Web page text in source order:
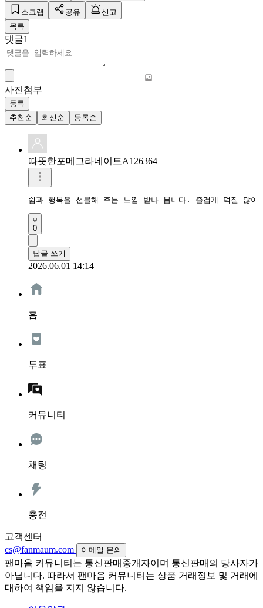
스크랩 공유
신고
목록
댓글1
사진첨부
등록
추천순
최신순 등록순
따뜻한포메그라네이트A126364
쉼과 행복을 선물해 주는 느낌 받나 봅니다. 즐겁게 덕질 많
0
답글 쓰기
2026.06.01 14:14
홈
투표
커뮤니티
채팅
충전
고객센터
cs@fanmaum.com
이메일 문의
팬마음 커뮤니티는 통신판매중개자이며 통신판매의 당사자가
아닙니다. 따라서 팬마음 커뮤니티는 상품 거래정보 및 거래에
대하여 책임을 지지 않습니다.